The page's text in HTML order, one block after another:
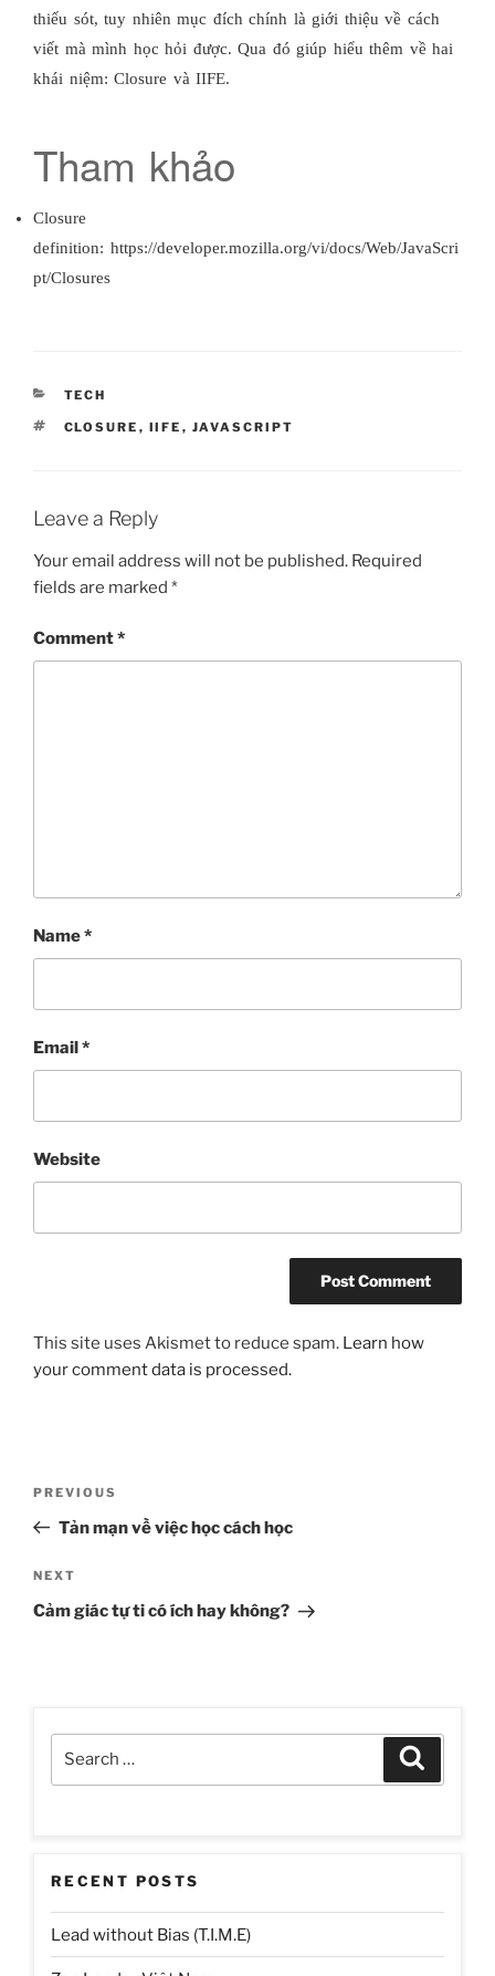
thiếu sót, tuy nhiên mục đích chính là giới thiệu về cách
viết mà mình học hỏi được. Qua đó giúp hiểu thêm về hai
khái niệm: Closure và IIFE.
Tham khảo
Closure
definition: https://developer.mozilla.org/vi/docs/Web/JavaScri
pt/Closures
CATEGORIES
TECH
TAGS
CLOSURE , IIFE , JAVASCRIPT
Leave a Reply
Your email address will not be published. Required
fields are marked *
Comment*
Name*
Email*
Website
This site uses Akismet to reduce spam. Learn how
your comment data is processed.
Previous
Post
PREVIOUS
Tản mạn về việc học cách học
Next
Post
NEXT
Cảm giác tự ti có ích hay không?
RECENT POSTS
Lead without Bias (T.I.M.E)